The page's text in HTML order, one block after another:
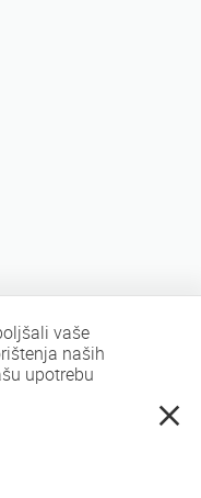
prava pridržana. Sve slike
vaše
naših
upotrebu